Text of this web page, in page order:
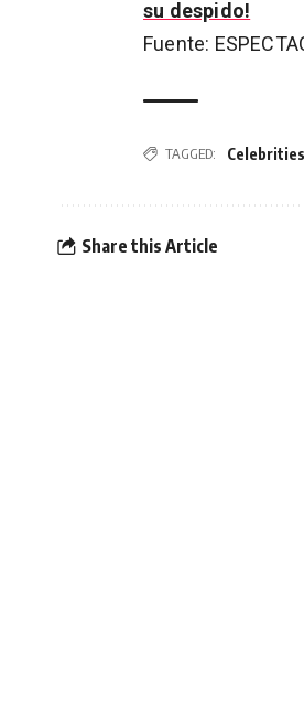
su despido!
Fuente:
TAGGED: Celebrities
Share this Article